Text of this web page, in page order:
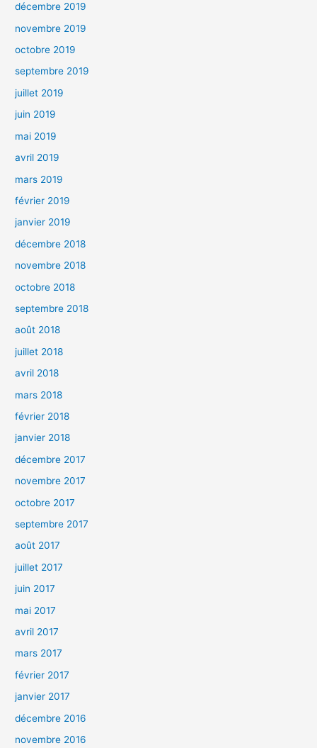
décembre 2019
novembre 2019
octobre 2019
septembre 2019
juillet 2019
juin 2019
mai 2019
avril 2019
mars 2019
février 2019
janvier 2019
décembre 2018
novembre 2018
octobre 2018
septembre 2018
août 2018
juillet 2018
avril 2018
mars 2018
février 2018
janvier 2018
décembre 2017
novembre 2017
octobre 2017
septembre 2017
août 2017
juillet 2017
juin 2017
mai 2017
avril 2017
mars 2017
février 2017
janvier 2017
décembre 2016
novembre 2016